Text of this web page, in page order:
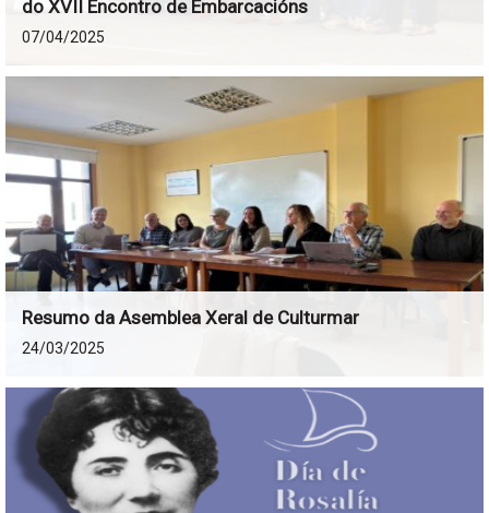
do XVII Encontro de Embarcacións
07/04/2025
Resumo da Asemblea Xeral de Culturmar
24/03/2025